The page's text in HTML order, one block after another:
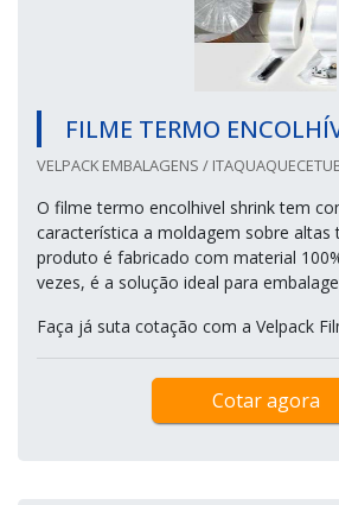
FILME TERMO
VELPACK EMBALAGENS /
O filme termo encolhivel shrink tem
característica a moldagem sobre altas
produto é fabricado com material
vezes, é a solução ideal para
Faça já suta cotação com a Velpack
Cotar agora